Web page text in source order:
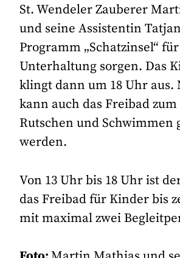
St. Wendeler Zauberer
und seine Assistentin
Programm „Schatzinsel“
Unterhaltung sorgen. Das
klingt dann um 18 Uhr aus.
kann auch das Freibad
Rutschen und Schwimmen
werden.
Von 13 Uhr bis 18 Uhr ist
das Freibad für Kinder bis
mit maximal zwei